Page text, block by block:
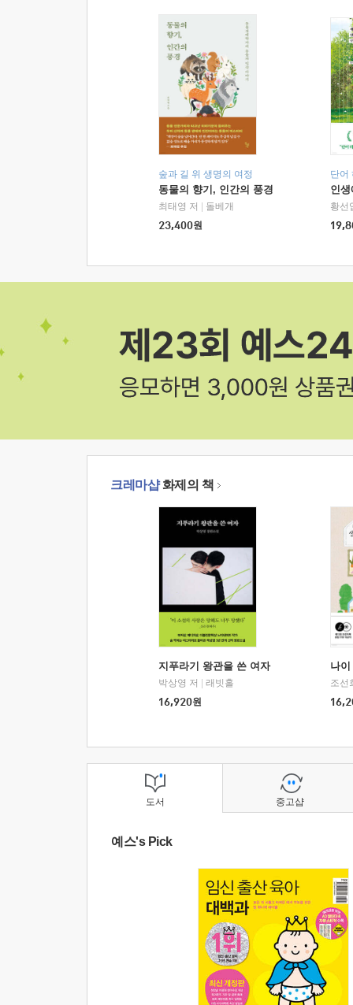
숲과 길 위 생명의 여정
동물의 향기, 인간의 풍경
최태영 저
돌베개
23,400원
단어
인
황선
크레마샵화제의 책
지푸라기 왕관을 쓴 여자
박상영 저
래빗홀
16,920원
나
조선
도서
예스's Pick
중고샵